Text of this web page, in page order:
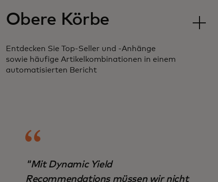
Obere Körbe
Entdecken Sie Top-Seller und -Anhänge
sowie häufige Artikelkombinationen in einem
automatisierten Bericht
"Mit Dynamic Yield
Recommendations müssen wir nicht